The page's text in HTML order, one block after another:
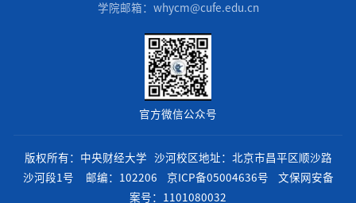
学院邮箱：whycm@cufe.edu.cn
官方微信公众号
版权所有：中央财经大学 沙河校区地址：北京市昌平区顺沙路
沙河段1号 邮编：102206
京ICP备05004636号 文保网安备
案号：1101080032